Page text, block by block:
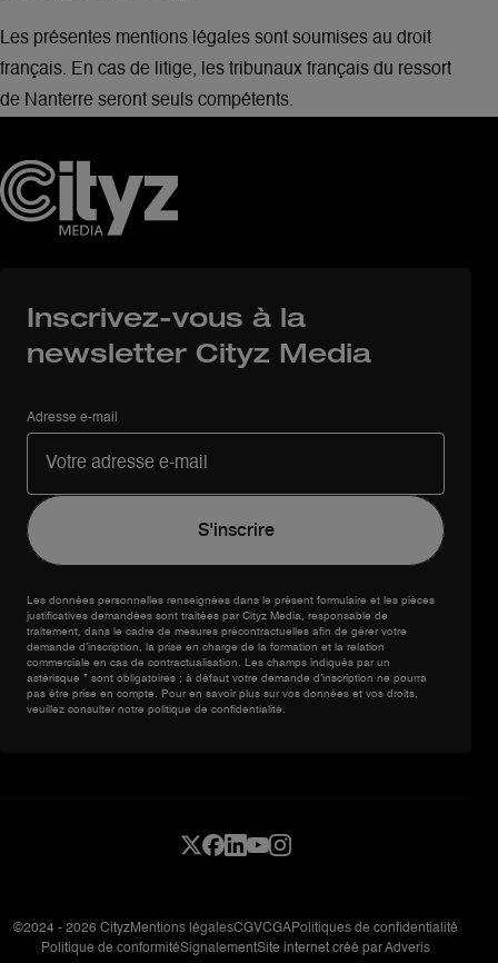
Les présentes mentions légales sont soumises au droit
français. En cas de litige, les tribunaux français du ressort
de Nanterre seront seuls compétents.
Inscrivez-vous à la
newsletter Cityz Media
Adresse e-mail
Les données personnelles renseignées dans le présent formulaire et les pièces
justificatives demandées sont traitées par Cityz Media, responsable de
traitement, dans le cadre de mesures précontractuelles afin de gérer votre
demande d’inscription, la prise en charge de la formation et la relation
commerciale en cas de contractualisation. Les champs indiqués par un
astérisque * sont obligatoires ; à défaut votre demande d’inscription ne pourra
pas être prise en compte. Pour en savoir plus sur vos données et vos droits,
veuillez consulter notre politique de confidentialité.
©2024 - 2026 CityzMentions légalesCGVCGAPolitiques de confidentialité
Politique de conformitéSignalementSite internet créé parAdveris